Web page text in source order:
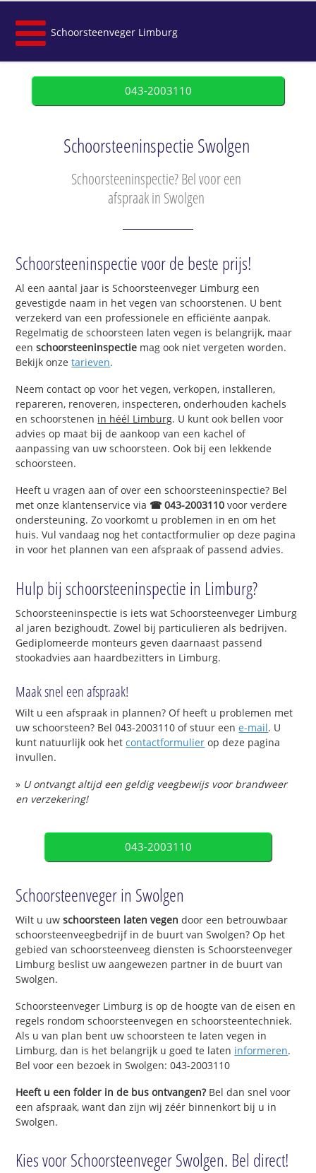
Schoorsteenveger Limburg
043-2003110
Schoorsteeninspectie Swolgen
Schoorsteeninspectie? Bel voor een
afspraak in Swolgen
Schoorsteeninspectie voor de beste prijs!
Al een aantal jaar is Schoorsteenveger Limburg een
gevestigde naam in het vegen van schoorstenen. U bent
verzekerd van een professionele en efficiënte aanpak.
Regelmatig de schoorsteen laten vegen is belangrijk, maar
eenschoorsteeninspectie mag ook niet vergeten worden.
Bekijk onzetarieven.
Neem contact op voor het vegen, verkopen, installeren,
repareren, renoveren, inspecteren, onderhouden kachels
en schoorstenen in héél Limburg. U kunt ook bellen voor
advies op maat bij de aankoop van een kachel of
aanpassing van uw schoorsteen. Ook bij een lekkende
schoorsteen.
Heeft u vragen aan of over een schoorsteeninspectie? Bel
met onze klantenservice via ☎ 043-2003110 voor verdere
ondersteuning. Zo voorkomt u problemen in en om het
huis. Vul vandaag nog het contactformulier op deze pagina
in voor het plannen van een afspraak of passend advies.
Hulp bij schoorsteeninspectie in Limburg?
Schoorsteeninspectie is iets wat Schoorsteenveger Limburg
al jaren bezighoudt. Zowel bij particulieren als bedrijven.
Gediplomeerde monteurs geven daarnaast passend
stookadvies aan haardbezitters in Limburg.
Maak snel een afspraak!
Wilt u een afspraak in plannen? Of heeft u problemen met
uw schoorsteen? Bel 043-2003110 of stuur eene-mail. U
kunt natuurlijk ook hetcontactformulier op deze pagina
invullen.
» U ontvangt altijd een geldig veegbewijs voor brandweer
en verzekering!
043-2003110
Schoorsteenveger in Swolgen
Wilt u uwschoorsteen laten vegen door een betrouwbaar
schoorsteenveegbedrijf in de buurt van Swolgen? Op het
gebied van schoorsteenveeg diensten is Schoorsteenveger
Limburg beslist uw aangewezen partner in de buurt van
Swolgen.
Schoorsteenveger Limburg is op de hoogte van de eisen en
regels rondom schoorsteenvegen en schoorsteentechniek.
Als u van plan bent uw schoorsteen te laten vegen in
Limburg, dan is het belangrijk u goed te laten informeren.
Bel voor een bezoek in Swolgen: 043-2003110
Heeft u een folder in de bus ontvangen?Bel dan snel voor
een afspraak, want dan zijn wij zéér binnenkort bij u in
Swolgen.
Kies voor Schoorsteenveger Swolgen. Bel direct!